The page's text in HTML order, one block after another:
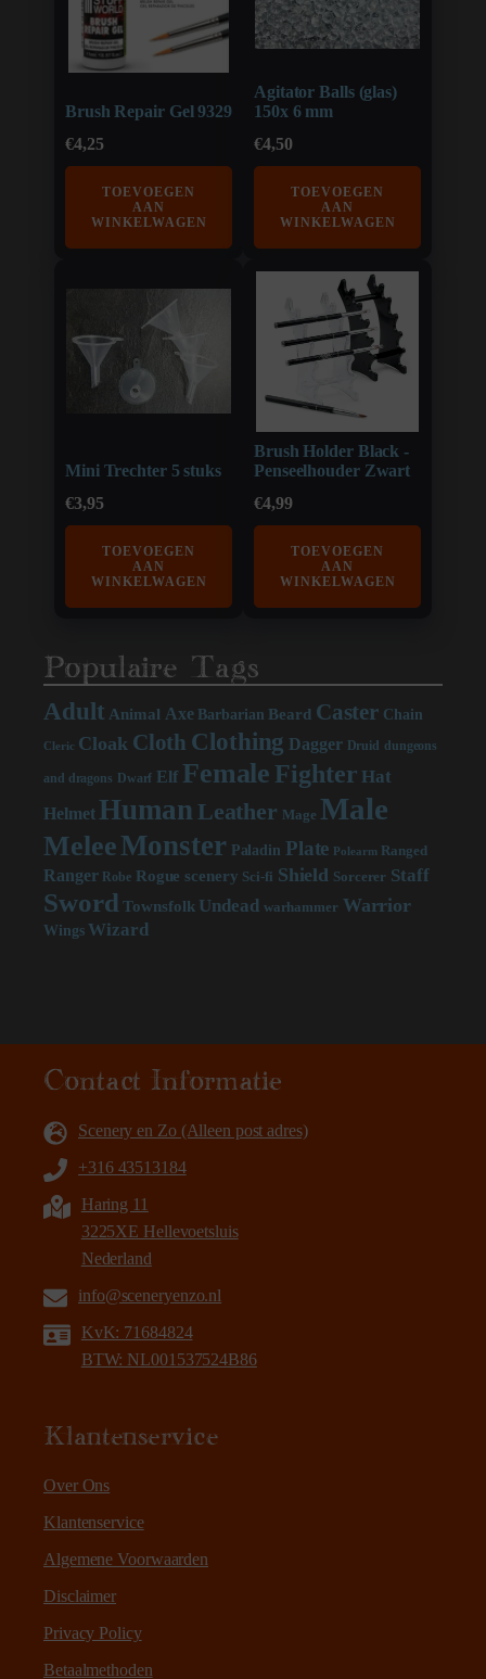
Brush Repair Gel 9329
€4,25
TOEVOEGEN
AAN
WINKELWAGEN
Agitator Balls (glas)
150x 6 mm
€4,50
TOEVOEGEN
AAN
WINKELWAGEN
Mini Trechter 5 stuks
€3,95
TOEVOEGEN
AAN
WINKELWAGEN
Brush Holder Black -
Penseelhouder Zwart
€4,99
TOEVOEGEN
AAN
WINKELWAGEN
Populaire Tags
Adult Animal Axe Barbarian Beard Caster Chain
Cleric Cloak Cloth Clothing Dagger Druid dungeons
and dragons Dwarf Elf FemaleFighter Hat
Helmet Human Leather Mage Male
MeleeMonster Paladin Plate Polearm Ranged
Ranger Robe Rogue scenery Sci-fi Shield Sorcerer Staff
Sword Townsfolk Undead warhammer Warrior
Wings Wizard
Contact Informatie
Scenery en Zo (Alleen post adres)
+316 43513184
Haring 11
3225XE Hellevoetsluis
Nederland
info@sceneryenzo.nl
KvK: 71684824
BTW: NL001537524B86
Klantenservice
Over Ons
Klantenservice
Algemene Voorwaarden
Disclaimer
Privacy Policy
Betaalmethoden